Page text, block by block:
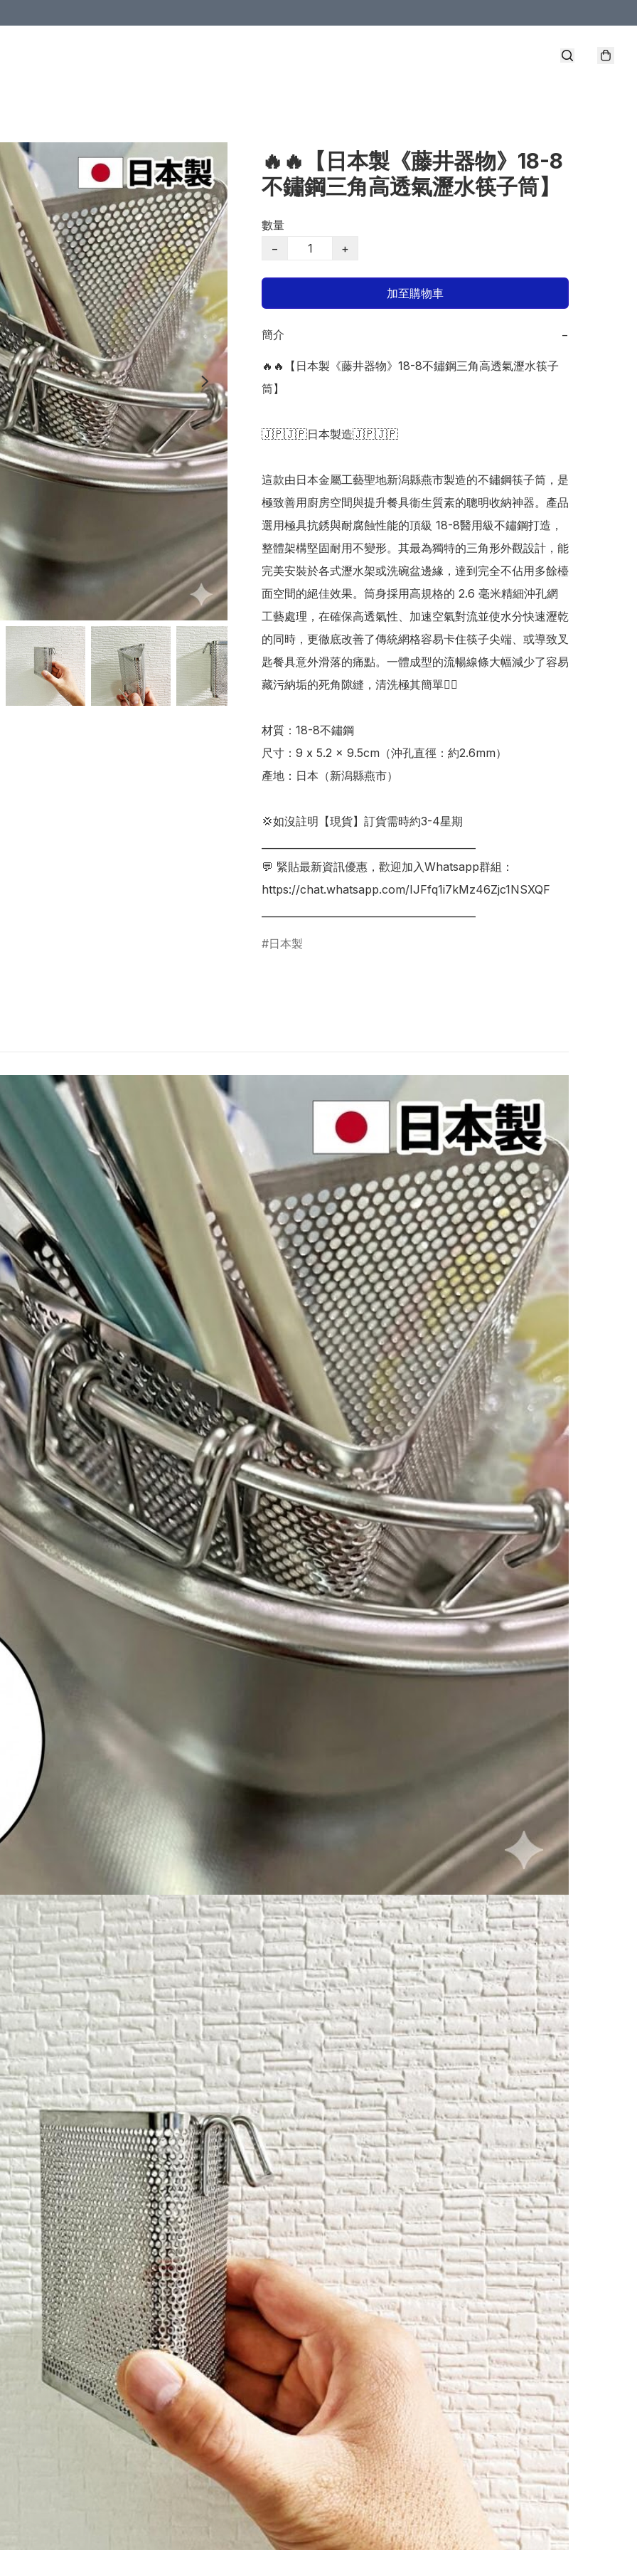
🔥🔥【日本製《藤井器物》18-8
不鏽鋼三角高透氣瀝水筷子筒】
數量
−
+
加至購物車
簡介 −
🔥🔥【日本製《藤井器物》18-8不鏽鋼三角高透氣瀝水筷子
筒】
🇯🇵🇯🇵日本製造🇯🇵🇯🇵
這款由日本金屬工藝聖地新潟縣燕市製造的不鏽鋼筷子筒，是
極致善用廚房空間與提升餐具衞生質素的聰明收納神器。產品
選用極具抗銹與耐腐蝕性能的頂級 18-8醫用級不鏽鋼打造，
整體架構堅固耐用不變形。其最為獨特的三角形外觀設計，能
完美安裝於各式瀝水架或洗碗盆邊緣，達到完全不佔用多餘檯
面空間的絕佳效果。筒身採用高規格的 2.6 毫米精細沖孔網
工藝處理，在確保高透氣性、加速空氣對流並使水分快速瀝乾
的同時，更徹底改善了傳統網格容易卡住筷子尖端、或導致叉
匙餐具意外滑落的痛點。一體成型的流暢線條大幅減少了容易
藏污納垢的死角隙縫，清洗極其簡單👍🏻
材質：18-8不鏽鋼
尺寸：9 x 5.2 x 9.5cm（沖孔直徑：約2.6mm）
產地：日本（新潟縣燕市）
💢如沒註明【現貨】訂貨需時約3-4星期
💬 緊貼最新資訊優惠，歡迎加入Whatsapp群組：
https://chat.whatsapp.com/IJFfq1i7kMz46Zjc1NSXQF
日本製